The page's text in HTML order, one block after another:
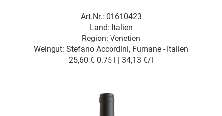
Art.Nr.: 01610423
Region: Venetien
Weingut: Stefano Accordini, Fumane - Italien
Land: Italien
25,60 € 0.75 l | 34,13 €/l